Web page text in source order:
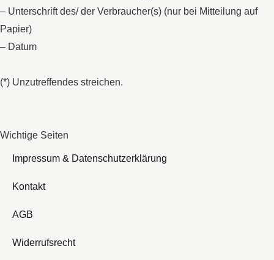
– Unterschrift des/ der Verbraucher(s) (nur bei Mitteilung auf
Papier)
– Datum
(*) Unzutreffendes streichen.
Wichtige Seiten
Impressum & Datenschutzerklärung
Kontakt
AGB
Widerrufsrecht